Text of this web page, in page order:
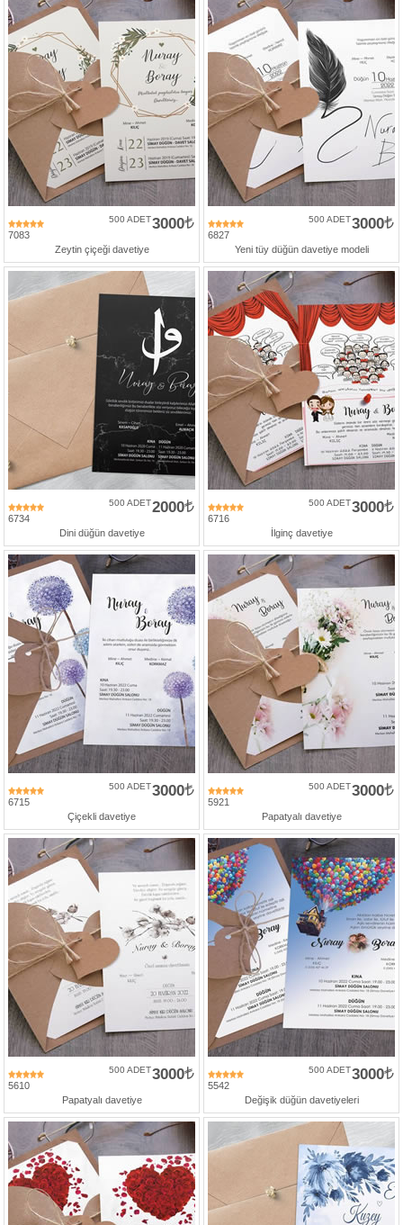
7083
3000
500 ADET
Zeytin çiçeği davetiye
6827
3000
500 ADET
Yeni tüy düğün davetiye modeli
6734
2000
500 ADET
Dini düğün davetiye
6716
3000
500 ADET
İlginç davetiye
6715
3000
500 ADET
Çiçekli davetiye
5921
3000
500 ADET
Papatyalı davetiye
5610
3000
500 ADET
Papatyalı davetiye
5542
3000
500 ADET
Değişik düğün davetiyeleri